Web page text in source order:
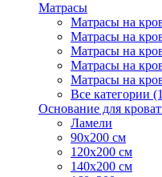
Матрасы
Матрасы на
Матрасы на
Матрасы на
Матрасы на
Матрасы на
Все категории
Основание для
Ламели
90х200 см
120х200 см
140х200 см